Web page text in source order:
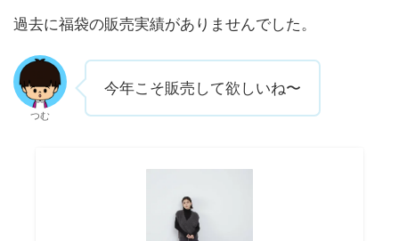
過去に福袋の販売実績がありませんでした。
つむ
今年こそ販売して欲しいね〜